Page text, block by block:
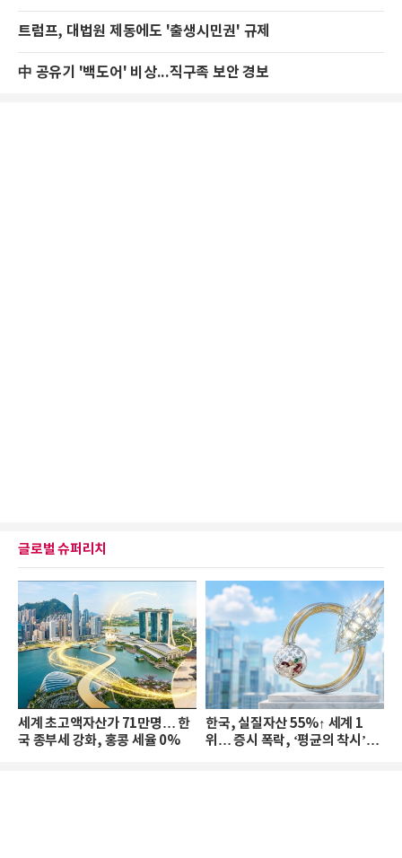
트럼프, 대법원 제동에도 '출생시민권' 규제
中 공유기 '백도어' 비상...직구족 보안 경보
글로벌 슈퍼리치
세계 초고액자산가 71만명… 한
국 종부세 강화, 홍콩 세율 0%
한국, 실질자산 55%↑ 세계 1
위… 증시 폭락, ‘평균의 착시’와